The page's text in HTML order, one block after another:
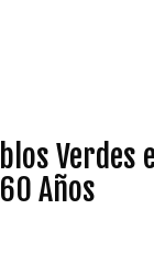
Verdes
Años